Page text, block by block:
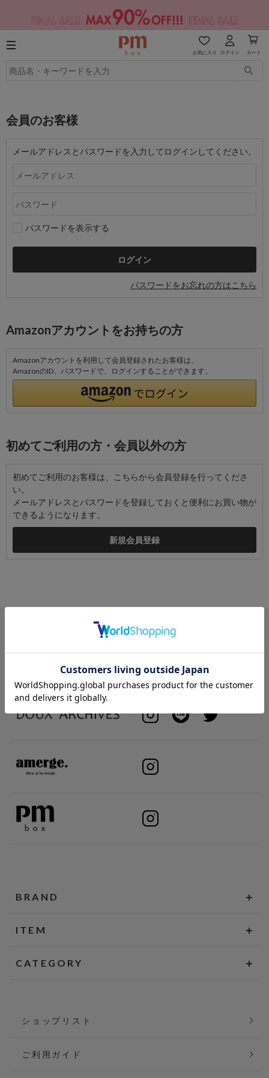
お気に入り ログイン カート
会員のお客様
メールアドレスとパスワードを入力してログインしてください。
パスワードを表示する
パスワードをお忘れの方はこちら
Amazonアカウントをお持ちの方
Amazonアカウントを利用して会員登録されたお客様は、
AmazonのID、パスワードで、ログインすることができます。
初めてご利用の方・会員以外の方
初めてご利用のお客様は、こちらから会員登録を行ってくださ
い。
メールアドレスとパスワードを登録しておくと便利にお買い物が
できるようになります。
BRAND
ITEM
CATEGORY
ショップリスト
ご利用ガイド